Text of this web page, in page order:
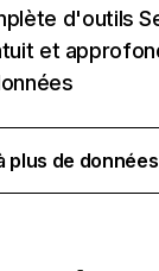
d'outils
et
plus de données